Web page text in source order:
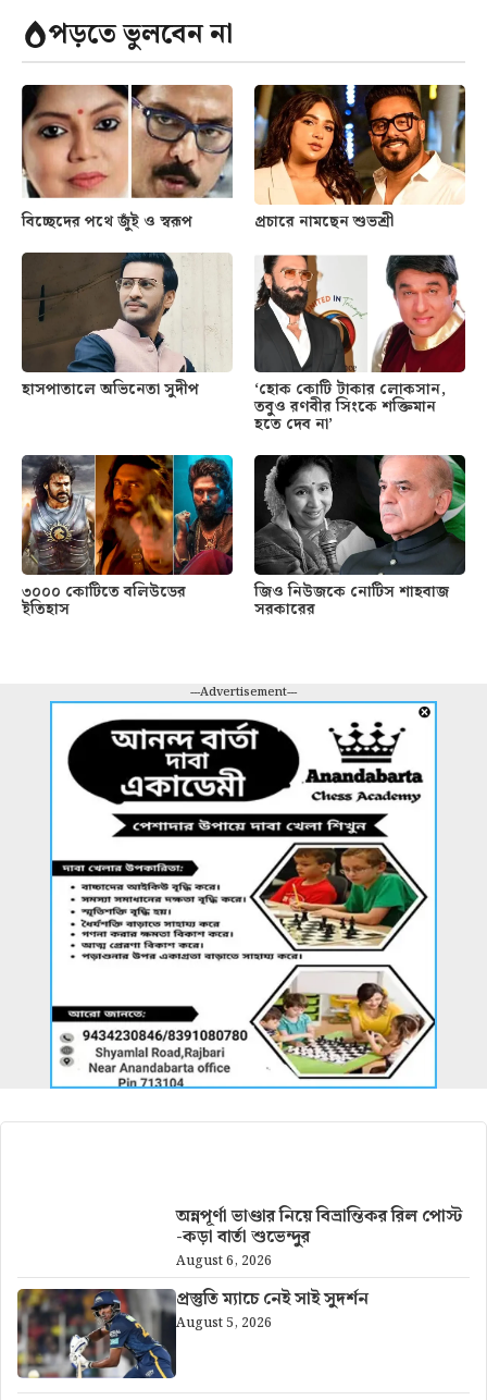
পড়তে ভুলবেন না
বিচ্ছেদের পথে জুঁই ও স্বরূপ প্রচারে নামছেন শুভশ্রী
হাসপাতালে অভিনেতা সুদীপ ‘হোক কোটি টাকার লোকসান,
তবুও রণবীর সিংকে শক্তিমান
হতে দেব না’
৩০০০ কোটিতে বলিউডের
ইতিহাস
জিও নিউজকে নোটিস শাহবাজ
সরকারের
---Advertisement---
অন্নপূর্ণা ভাণ্ডার নিয়ে বিভ্রান্তিকর রিল পোস্ট
-কড়া বার্তা শুভেন্দুর
August 6, 2026
প্রস্তুতি ম্যাচে নেই সাই সুদর্শন
August 5, 2026